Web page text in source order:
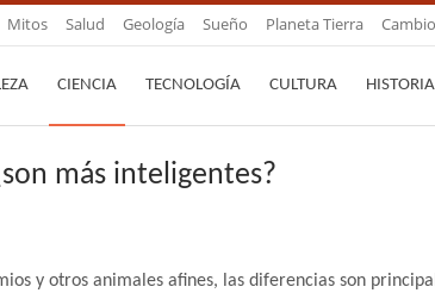
Mitos Salud Geología Sueño Planeta Tierra
CIENCIA TECNOLOGÍA CULTURA HISTORIA
más inteligentes?
y otros animales afines, las diferencias son